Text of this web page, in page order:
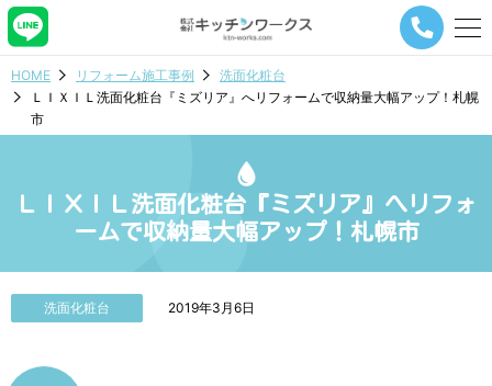
メ
ー
ビ
シ
ョ
タ
HOME リフォーム施工事例
洗面化粧台
ＬＩＸＩＬ洗面化粧台『ミズリア』へリフォームで収納量大幅アップ！札幌
市
ＬＩＸＩＬ洗面化粧台『ミズリア』へリフォ
ームで収納量大幅アップ！札幌市
洗面化粧台 2019年3月6日